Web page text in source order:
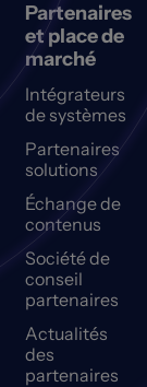
Partenaires
et place de
marché
Intégrateurs
de systèmes
Partenaires
solutions
Échange de
contenus
Société de
conseil
partenaires
Actualités
des
partenaires